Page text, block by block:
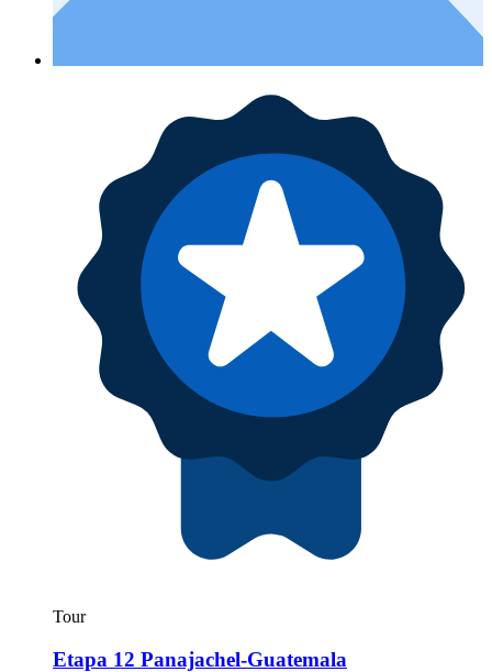
Tour
Etapa 12 Panajachel-Guatemala